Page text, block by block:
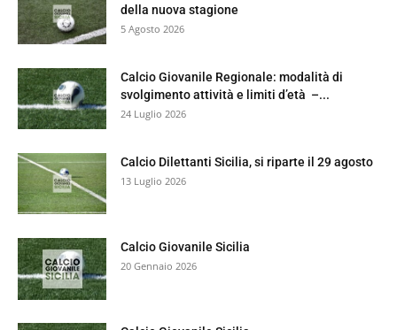
della nuova stagione
5 Agosto 2026
Calcio Giovanile Regionale: modalità di
svolgimento attività e limiti d’età –...
24 Luglio 2026
Calcio Dilettanti Sicilia, si riparte il 29 agosto
13 Luglio 2026
Calcio Giovanile Sicilia
20 Gennaio 2026